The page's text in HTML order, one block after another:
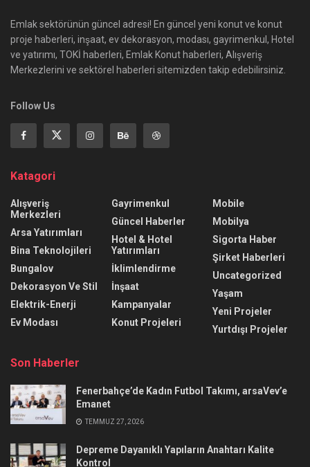
Emlak sektörünün güncel adresi! En güncel yeni konut ve konut
proje haberleri, inşaat, ev dekorasyon, modası, gayrimenkul, Hotel
ve yatırımı, TOKİ haberleri, Emlak Konut haberleri, Alışveriş
Merkezlerini ve sektörel haberleri sitemizden takip edebilirsiniz.
Follow Us
Katagori
Alışveriş
Merkezleri
Arsa Yatırımları
Bina Teknolojileri
Bungalov
Dekorasyon Ve Stil
Elektrik-Enerji
Ev Modası
Gayrimenkul
Güncel Haberler
Hotel & Hotel
Yatırımları
İklimlendirme
İnşaat
Kampanyalar
Konut Projeleri
Mobile
Mobilya
Sigorta Haber
Şirket Haberleri
Uncategorized
Yaşam
Yeni Projeler
Yurtdışı Projeler
Son Haberler
Fenerbahçe’de Kadın Futbol Takımı, arsaVev’e
Emanet
TEMMUZ 27, 2026
Depreme Dayanıklı Yapıların Anahtarı Kalite
Kontrol